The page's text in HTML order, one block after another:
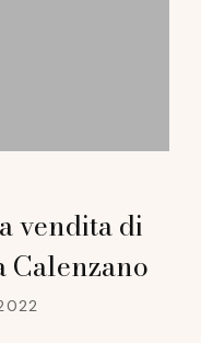
vendita di
Calenzano